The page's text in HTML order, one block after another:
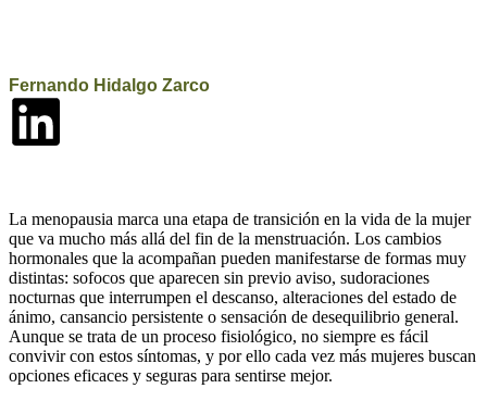
Fernando Hidalgo Zarco
La menopausia marca una etapa de transición en la vida de la mujer
que va mucho más allá del fin de la menstruación. Los cambios
hormonales que la acompañan pueden manifestarse de formas muy
distintas: sofocos que aparecen sin previo aviso, sudoraciones
nocturnas que interrumpen el descanso, alteraciones del estado de
ánimo, cansancio persistente o sensación de desequilibrio general.
Aunque se trata de un proceso fisiológico, no siempre es fácil
convivir con estos síntomas, y por ello cada vez más mujeres buscan
opciones eficaces y seguras para sentirse mejor.